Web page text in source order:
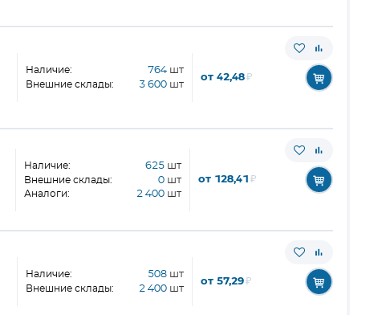
Наличие: 764 шт
Внешние склады: 3 600 шт
от 42,48₽
Наличие: 625 шт
Внешние склады: 0 шт
Аналоги: 2 400 шт
от 128,41 ₽
Наличие: 508 шт
Внешние склады: 2 400 шт
от 57,29₽